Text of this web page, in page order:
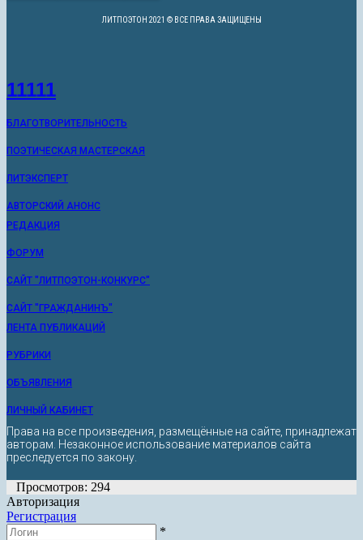
ЛИТПОЭТОН 2021 © ВСЕ ПРАВА ЗАЩИЩЕНЫ
11111
БЛАГОТВОРИТЕЛЬНОСТЬ
ПОЭТИЧЕСКАЯ МАСТЕРСКАЯ
ЛИТЭКСПЕРТ
АВТОРСКИЙ АНОНС
РЕДАКЦИЯ
ФОРУМ
САЙТ "ЛИТПОЭТОН-КОНКУРС"
САЙТ "ГРАЖДАНИНЪ"
ЛЕНТА ПУБЛИКАЦИЙ
РУБРИКИ
ОБЪЯВЛЕНИЯ
ЛИЧНЫЙ КАБИНЕТ
Права на все произведения, размещённые на сайте, принадлежат
авторам. Незаконное использование материалов сайта
преследуется по закону.
Просмотров: 294
Авторизация
Регистрация
*